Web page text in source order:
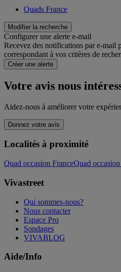
Quads France
Modifier la recherche
Configurer une alerte e-mail
Recevez des notifications par e-mail
correspondant à vos critères de
Créer une alerte
Votre avis nous
Aidez-nous à améliorer votre
Donnez votre avis
Localités à proximité
Quad occasion FranceQuad
Vivastreet
Qui sommes-nous?
Nous contacter
Espace Pro
Sondages
VIVABLOG
Aide/Info